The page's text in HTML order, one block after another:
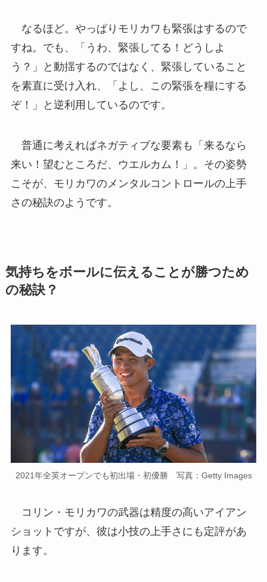
なるほど。やっぱりモリカワも緊張はするので
すね。でも、「うわ、緊張してる！どうしよ
う？」と動揺するのではなく、緊張していること
を素直に受け入れ、「よし、この緊張を糧にする
ぞ！」と逆利用しているのです。
普通に考えればネガティブな要素も「来るなら
来い！望むところだ、ウエルカム！」。その姿勢
こそが、モリカワのメンタルコントロールの上手
さの秘訣のようです。
気持ちをボールに伝えることが勝つため
の秘訣？
2021年全英オープンでも初出場・初優勝 写真：Getty Images
コリン・モリカワの武器は精度の高いアイアン
ショットですが、彼は小技の上手さにも定評があ
ります。